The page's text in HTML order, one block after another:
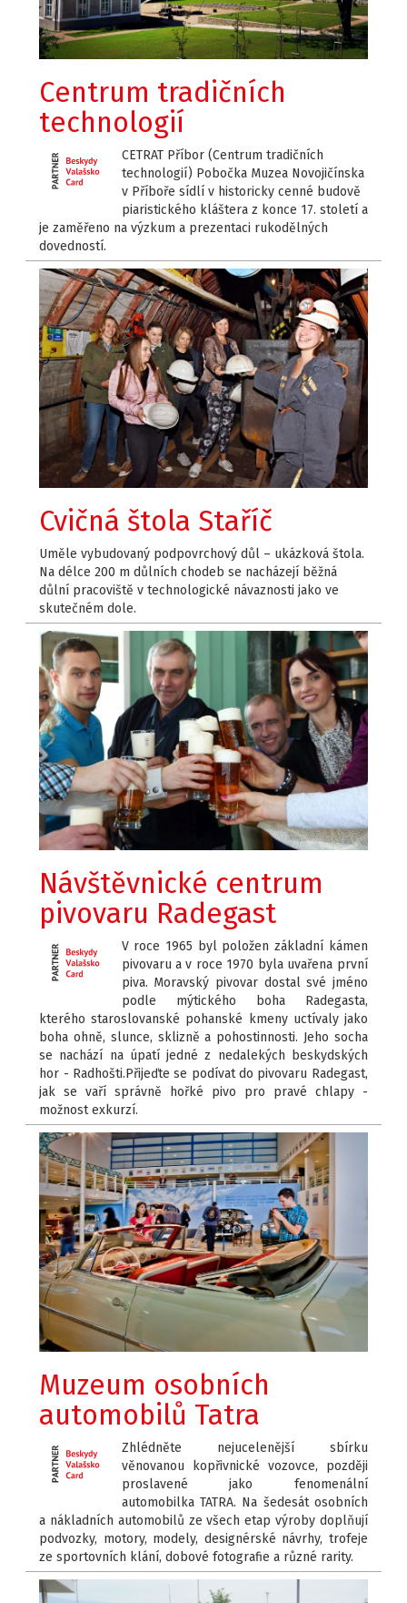
Centrum tradičních
technologií
CETRAT Příbor (Centrum tradičních
technologií) Pobočka Muzea Novojičínska
v Příboře sídlí v historicky cenné budově
piaristického kláštera z konce 17. století a
je zaměřeno na výzkum a prezentaci rukodělných
dovedností.
Cvičná štola Staříč
Uměle vybudovaný podpovrchový důl – ukázková štola.
Na délce 200 m důlních chodeb se nacházejí běžná
důlní pracoviště v technologické návaznosti jako ve
skutečném dole.
Návštěvnické centrum
pivovaru Radegast
V roce 1965 byl položen základní kámen
pivovaru a v roce 1970 byla uvařena první
piva. Moravský pivovar dostal své jméno
podle mýtického boha Radegasta,
kterého staroslovanské pohanské kmeny uctívaly jako
boha ohně, slunce, sklizně a pohostinnosti. Jeho socha
se nachází na úpatí jedné z nedalekých beskydských
hor - Radhošti.Přijeďte se podívat do pivovaru Radegast,
jak se vaří správně hořké pivo pro pravé chlapy -
možnost exkurzí.
Muzeum osobních
automobilů Tatra
Zhlédněte nejucelenější sbírku
věnovanou kopřivnické vozovce, později
proslavené jako fenomenální
automobilka TATRA. Na šedesát osobních
a nákladních automobilů ze všech etap výroby doplňují
podvozky, motory, modely, designérské návrhy, trofeje
ze sportovních klání, dobové fotografie a různé rarity.